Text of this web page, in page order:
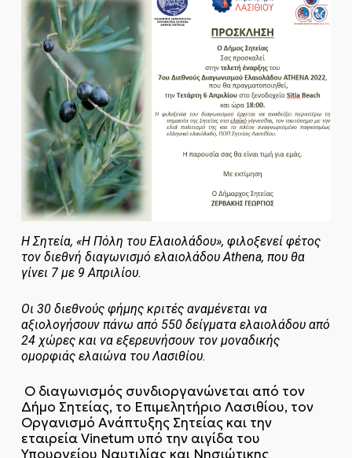
Η Σητεία, «HΠόλη του Ελαιολάδου», φιλοξενεί φέτος
τον διεθνή διαγωνισμό ελαιολάδουAthena, που θα
γίνει 7 με 9 Απριλίου.
Οι 30 διεθνούς φήμης κριτές αναμένεται να
αξιολογήσουν πάνω από 550 δείγματα ελαιολάδου από
24 χώρες και να εξερευνήσουν τον μοναδικής
ομορφιάς ελαιώνα του Λασιθίου.
Ο διαγωνισμός συνδιοργανώνεται από τον
Δήμο Σητείας, το Επιμελητήριο Λασιθίου, τον
Οργανισμό Ανάπτυξης Σητείας και την
εταιρεία Vinetum υπό την αιγίδα του
Υπουργείου Ναυτιλίας και Νησιώτικης